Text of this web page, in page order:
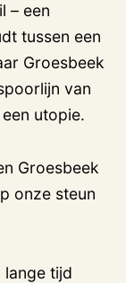
– een
tussen een
Groesbeek
van
utopie.
Groesbeek
onze steun
lange tijd